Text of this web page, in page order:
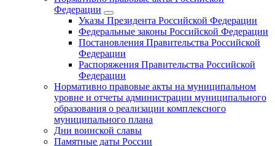
Федерации
Указы Президента Российской Федерации
Федеральные законы Российской Федерации
Постановления Правительства Российской
Федерации
Распоряжения Правительства Российской
Федерации
Нормативно правовые акты на муниципальном
уровне и отчеты администрации муниципального
образования о реализации комплексного
муниципального плана
Дни воинской славы
Памятные даты России